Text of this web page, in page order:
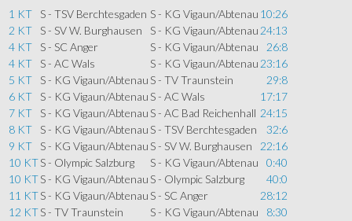
1 KT S - TSV Berchtesgaden S - KG Vigaun/Abtenau 10:26
2 KT
S - SV W. Burghausen S - KG Vigaun/Abtenau 24:13
4 KT
S - SC Anger S - KG Vigaun/Abtenau
26:8
4 KT
S - AC Wals S - KG Vigaun/Abtenau 23:16
5 KT
S - KG Vigaun/Abtenau S - TV Traunstein
29:8
6 KT
S - KG Vigaun/Abtenau S - AC Wals
17:17
7 KT
S - KG Vigaun/Abtenau S - AC Bad Reichenhall 24:15
8 KT
S - KG Vigaun/Abtenau S - TSV Berchtesgaden
32:6
9 KT
S - KG Vigaun/Abtenau S - SV W. Burghausen
22:16
10 KTS - Olympic Salzburg S - KG Vigaun/Abtenau
0:40
10 KTS - KG Vigaun/Abtenau S - Olympic Salzburg
40:0
11 KTS - KG Vigaun/Abtenau S - SC Anger
28:12
12 KTS - TV Traunstein S - KG Vigaun/Abtenau
8:30